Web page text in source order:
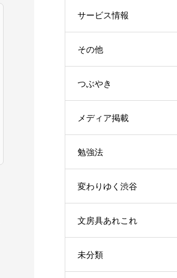
サービス情報
その他
つぶやき
メディア掲載
勉強法
変わりゆく渋谷
文房具あれこれ
未分類